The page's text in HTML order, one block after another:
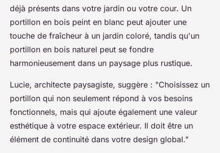
déjà présents dans votre jardin ou votre cour. Un
portillon en bois peint en blanc peut ajouter une
touche de fraîcheur à un jardin coloré, tandis qu'un
portillon en bois naturel peut se fondre
harmonieusement dans un paysage plus rustique.
Lucie, architecte paysagiste, suggère : "Choisissez un
portillon qui non seulement répond à vos besoins
fonctionnels, mais qui ajoute également une valeur
esthétique à votre espace extérieur. Il doit être un
élément de continuité dans votre design global."